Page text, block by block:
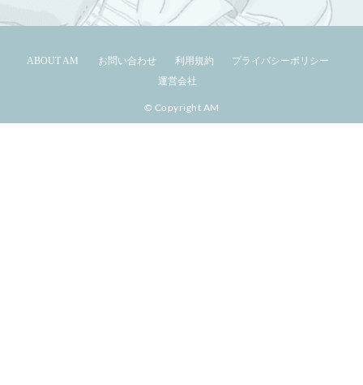
ABOUT AM お問い合わせ 利用規約
プライバシーポリシー
運営会社
© Copyright AM